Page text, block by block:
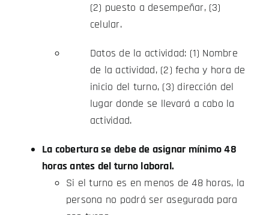
(2) puesto a desempeñar, (3)
celular.
Datos de la actividad: (1) Nombre
de la actividad, (2) fecha y hora de
inicio del turno, (3) dirección del
lugar donde se llevará a cabo la
actividad.
La cobertura se debe de asignar mínimo 48
horas antes del turno laboral.
Si el turno es en menos de 48 horas, la
persona no podrá ser asegurada para